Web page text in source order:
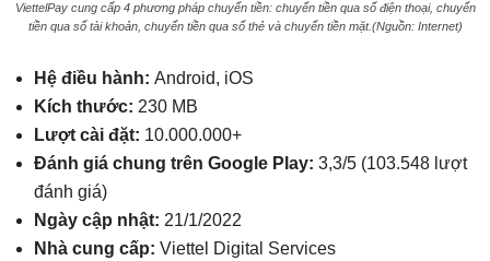
ViettelPay cung cấp 4 phương pháp chuyển tiền: chuyển tiền qua số điện thoại, chuyển
tiền qua số tài khoản, chuyển tiền qua số thẻ và chuyển tiền mặt.(Nguồn: Internet)
Hệ điều hành: Android, iOS
Kích thước: 230 MB
Lượt cài đặt: 10.000.000+
Đánh giá chung trên Google Play: 3,3/5 (103.548 lượt
đánh giá)
Ngày cập nhật: 21/1/2022
Nhà cung cấp: Viettel Digital Services